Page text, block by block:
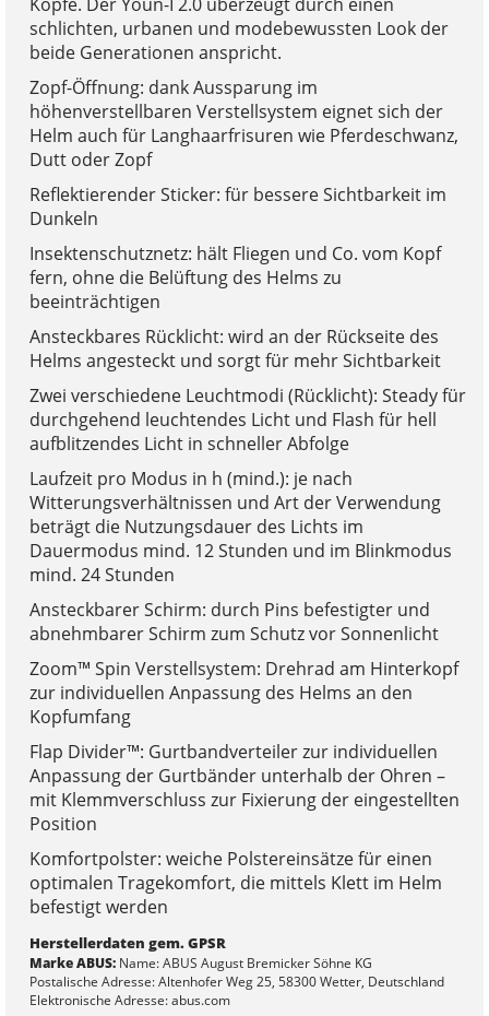
schlichten, urbanen und modebewussten Look der
beide Generationen anspricht.
Zopf-Öffnung: dank Aussparung im
höhenverstellbaren Verstellsystem eignet sich der
Helm auch für Langhaarfrisuren wie Pferdeschwanz,
Dutt oder Zopf
Reflektierender Sticker: für bessere Sichtbarkeit im
Dunkeln
Insektenschutznetz: hält Fliegen und Co. vom Kopf
fern, ohne die Belüftung des Helms zu
beeinträchtigen
Ansteckbares Rücklicht: wird an der Rückseite des
Helms angesteckt und sorgt für mehr Sichtbarkeit
Zwei verschiedene Leuchtmodi (Rücklicht): Steady für
durchgehend leuchtendes Licht und Flash für hell
aufblitzendes Licht in schneller Abfolge
Laufzeit pro Modus in h (mind.): je nach
Witterungsverhältnissen und Art der Verwendung
beträgt die Nutzungsdauer des Lichts im
Dauermodus mind. 12 Stunden und im Blinkmodus
mind. 24 Stunden
Ansteckbarer Schirm: durch Pins befestigter und
abnehmbarer Schirm zum Schutz vor Sonnenlicht
Zoom™ Spin Verstellsystem: Drehrad am Hinterkopf
zur individuellen Anpassung des Helms an den
Kopfumfang
Flap Divider™: Gurtbandverteiler zur individuellen
Anpassung der Gurtbänder unterhalb der Ohren –
mit Klemmverschluss zur Fixierung der eingestellten
Position
Komfortpolster: weiche Polstereinsätze für einen
optimalen Tragekomfort, die mittels Klett im Helm
befestigt werden
Herstellerdaten gem. GPSR
Marke ABUS:Name: ABUS August Bremicker Söhne KG
Postalische Adresse: Altenhofer Weg 25, 58300 Wetter, Deutschland
Elektronische Adresse: abus.com